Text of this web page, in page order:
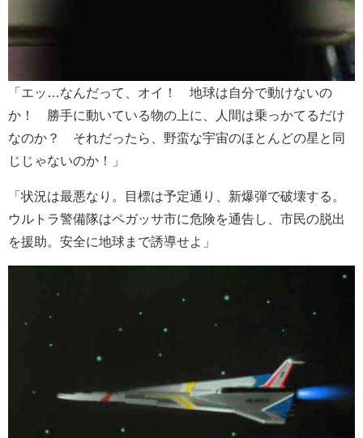
「エッ…なんだって、オイ！ 地球は自分で動けないの
か！ 勝手に動いている物の上に、人間は乗っかてるだけ
なのか？ それだったら、野蛮な宇宙のほとんどの星と同
じじゃないのか！」
「状況は最悪なり。目標は予定通り、新爆弾で破壊する。
ウルトラ警備隊はペガッサ市に危険を通告し、市民の脱出
を援助。安全に地球まで誘導せよ」